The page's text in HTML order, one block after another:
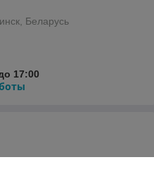
Беларусь
17:00